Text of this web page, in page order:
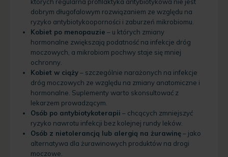
których regularna profilaktyka antybiotykowa nie jest
dobrym długofalowym rozwiązaniem ze względu na
ryzyko antybiotykooporności i zaburzeń mikrobiomu.
Kobiet po menopauzie – u których zmiany
hormonalne zwiększają podatność na infekcje dróg
moczowych, a mikrobiom pochwy staje się mniej
ochronny.
Kobiet w ciąży– szczególnie narażonych na infekcje
dróg moczowych ze względu na zmiany anatomiczne i
hormonalne. Suplementy warto skonsultować z
lekarzem prowadzącym.
Osób po antybiotykoterapii – chcących zmniejszyć
ryzyko nawrotu infekcji bez kolejnej rundy leków.
Osób z nietolerancją lub alergią na żurawinę– jako
alternatywa dla żurawinowych produktów na drogi
moczowe.